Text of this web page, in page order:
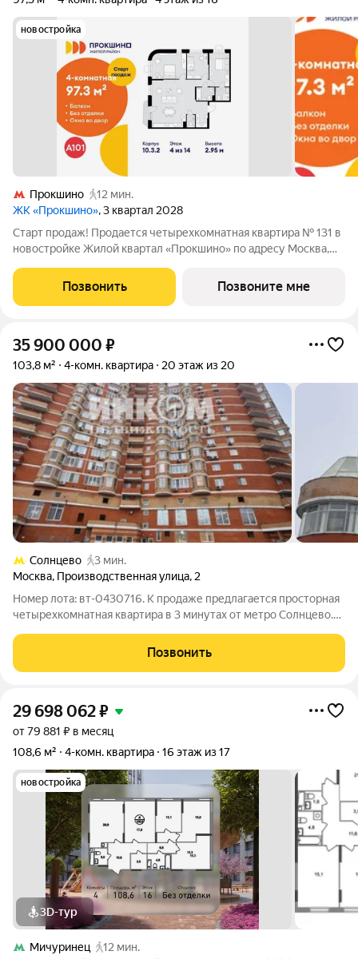
новостройка
Прокшино
12 мин.
ЖК «Прокшино», 3 квартал 2028
Старт продаж! Продается четырехкомнатная квартира № 131 в
новостройке Жилой квартал «Прокшино» по адресу Москва,
Новомосковский административный округ, район Коммунарка,
ЖК Прокшино, 7.1.3. Общая
Позвонить Позвоните мне
35 900 000 ₽
103,8 м² 4-комн. квартира 20 этаж из 20
Солнцево
3 мин.
Москва, Производственная улица, 2
Номер лота: вт-0430716. К продаже предлагается просторная
четырехкомнатная квартира в 3 минутах от метро Солнцево.
проект с подземным паркингом. Лучшие видовые
характеристики на парковую зону с
Позвонить
29 698 062₽
от 79 881 ₽ в месяц
108,6 м²
4-комн. квартира 16 этаж из 17
новостройка
3D-тур
Мичуринец
12 мин.